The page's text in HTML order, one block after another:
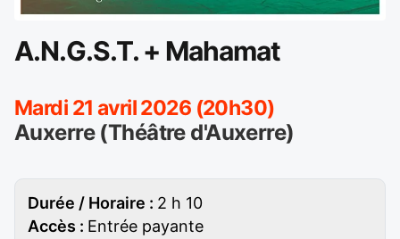
A.N.G.S.T. + Mahamat
Mardi 21 avril 2026 (20h30)
Auxerre (Théâtre d'Auxerre)
Durée / Horaire : 2 h 10
Accès : Entrée payante